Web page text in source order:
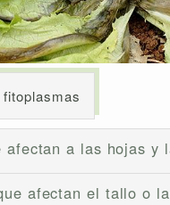
afectan a las hojas y
afectan el tallo o